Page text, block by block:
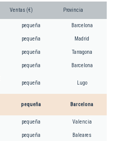
Ventas (€) Provincia
pequeña Barcelona
pequeña Madrid
pequeña Tarragona
pequeña Barcelona
pequeña Lugo
pequeña Barcelona
pequeña Valencia
pequeña Baleares